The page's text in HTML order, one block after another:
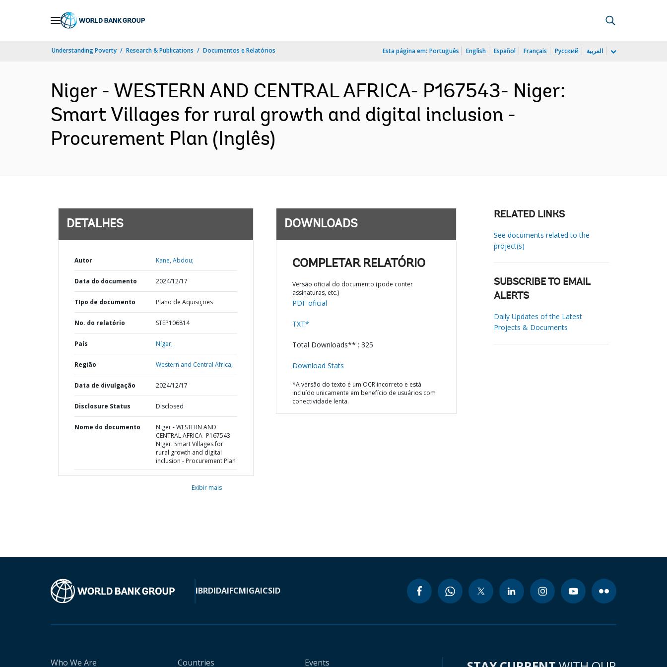
Understanding Poverty Research & Publications Documentos e Relatórios Esta página em: Português English Español Français Русский العربية
Niger - WESTERN AND CENTRAL AFRICA- P167543- Niger:
Smart Villages for rural growth and digital inclusion -
Procurement Plan (Inglês)
DETALHES
Autor Kane, Abdou;
Data do documento 2024/12/17
TIpo de documento Plano de Aquisições
No. do relatório STEP106814
País Níger,
Região Western and Central Africa,
Data de divulgação 2024/12/17
Disclosure Status Disclosed
Nome do documento
Niger - WESTERN AND
CENTRAL AFRICA- P167543-
Niger: Smart Villages for
rural growth and digital
inclusion - Procurement Plan
Exibir mais
DOWNLOADS
COMPLETAR RELATÓRIO
Versão oficial do documento (pode conter
assinaturas, etc.)
PDF oficial
TXT*
Total Downloads** : 325
Download Stats
*A versão do texto é um OCR incorreto e está
incluído unicamente em benefício de usuários com
conectividade lenta.
RELATED LINKS
See documents related to the
project(s)
SUBSCRIBE TO EMAIL
ALERTS
Daily Updates of the Latest
Projects & Documents
IBRDIDAIFCMIGAICSID
Who We Are Countries Events